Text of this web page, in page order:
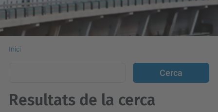
Inici
Resultats de la cerca